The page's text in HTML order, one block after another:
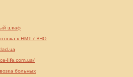
шкаф
к НМТ / ВНО
life.com.ua/
больных